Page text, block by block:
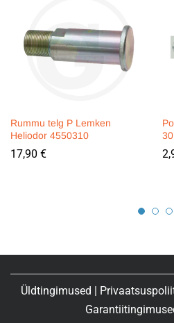
Rummu telg P Lemken
Heliodor 4550310
17,90 €
Üldtingimused